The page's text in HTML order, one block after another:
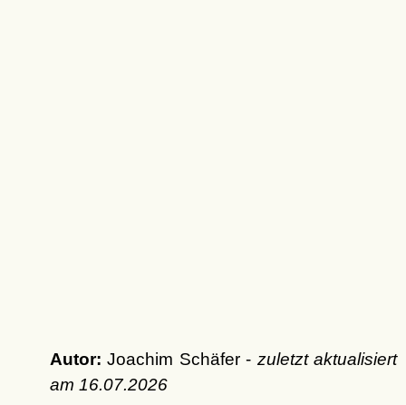
Autor: Joachim Schäfer - zuletzt aktualisiert
am 16.07.2026